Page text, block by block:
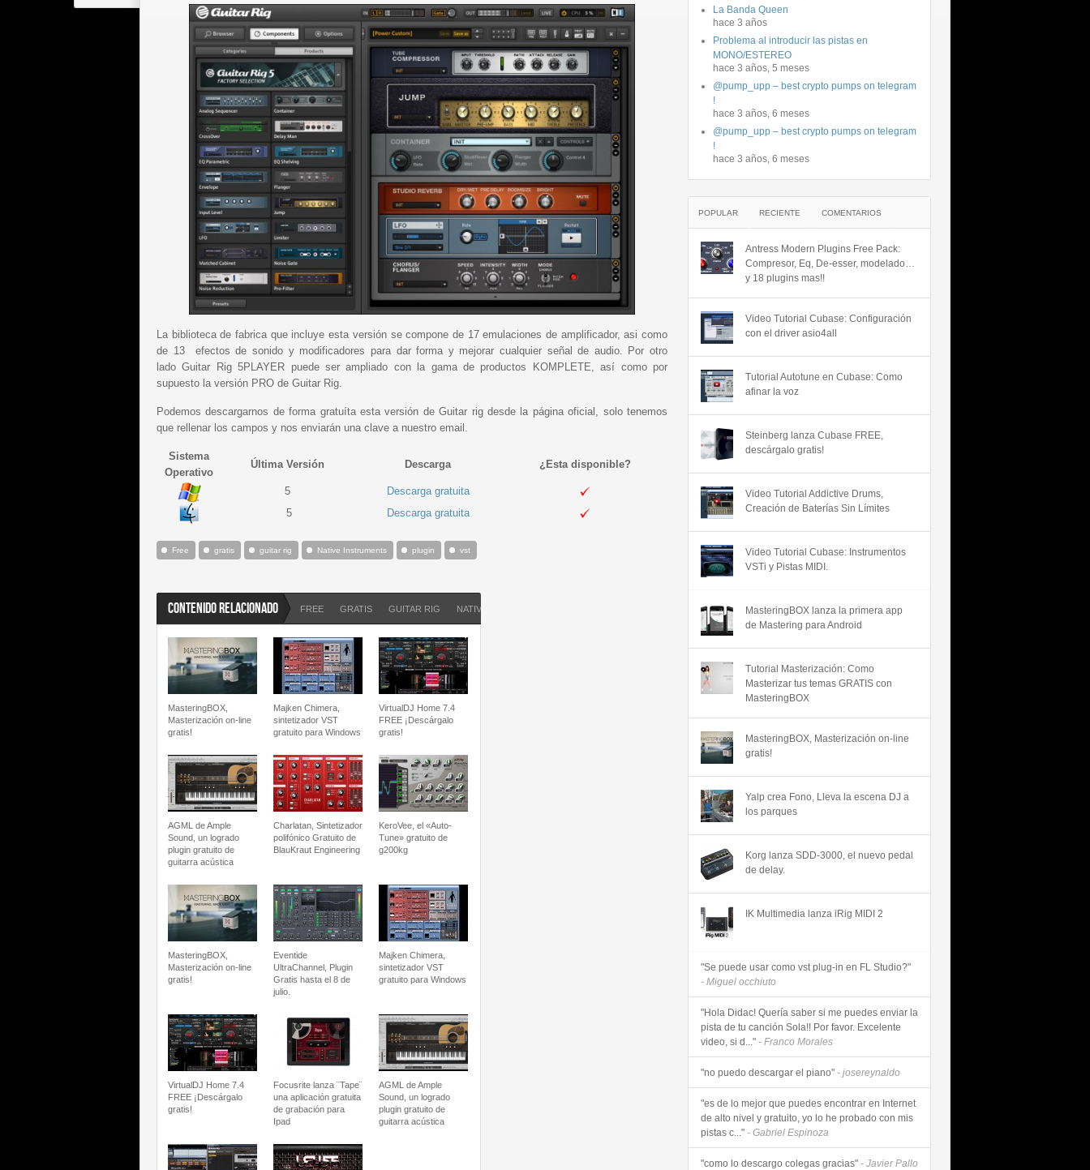
La biblioteca de fabrica que incluye esta versión se compone de 17 emulaciones de amplificador, asi como
de 13 efectos de sonido y modificadores para dar forma y mejorar cualquier señal de audio. Por otro
lado Guitar Rig 5PLAYER puede ser ampliado con la gama de productos KOMPLETE, así como por
supuesto la versión PRO de Guitar Rig.
Podemos descargarnos de forma gratuíta esta versión de Guitar rig desde la página oficial, solo tenemos
que rellenar los campos y nos enviarán una clave a nuestro email.
Sistema
Operativo
Última Versión Descarga ¿Esta disponible?
5
Descarga gratuita
5
Descarga gratuita
Free gratis guitar rig Native Instruments plugin vst
CONTENIDO RELACIONADO FREE GRATIS GUITAR RIG NATIVE INSTRUMENTS
MasteringBOX,
Masterización on-line
gratis!
Majken Chimera,
sintetizador VST
gratuito para Windows
VirtualDJ Home 7.4
FREE ¡Descárgalo
gratis!
AGML de Ample
Sound, un logrado
plugin gratuito de
guitarra acústica
Charlatan, Sintetizador
polifónico Gratuito de
BlauKraut Engineering
KeroVee, el «Auto-
Tune» gratuito de
g200kg
MasteringBOX,
Masterización on-line
gratis!
Eventide
UltraChannel, Plugin
Gratis hasta el 8 de
julio.
Majken Chimera,
sintetizador VST
gratuito para Windows
VirtualDJ Home 7.4
FREE ¡Descárgalo
gratis!
Focusrite lanza ¨Tape¨
una aplicación gratuita
de grabación para
Ipad
AGML de Ample
Sound, un logrado
plugin gratuito de
guitarra acústica
La Banda Queen
hace 3 años
Problema al introducir las pistas en
MONO/ESTEREO
hace 3 años, 5 meses
@pump_upp – best crypto pumps on telegram
!
hace 3 años, 6 meses
@pump_upp – best crypto pumps on telegram
!
hace 3 años, 6 meses
POPULAR RECIENTE COMENTARIOS
Antress Modern Plugins Free Pack:
Compresor, Eq, De-esser, modelado…
y 18 plugins mas!!
Video Tutorial Cubase: Configuración
con el driver asio4all
Tutorial Autotune en Cubase: Como
afinar la voz
Steinberg lanza Cubase FREE,
descárgalo gratis!
Video Tutorial Addictive Drums,
Creación de Baterías Sin Límites
Video Tutorial Cubase: Instrumentos
VSTi y Pistas MIDI.
MasteringBOX lanza la primera app
de Mastering para Android
Tutorial Masterización: Como
Masterizar tus temas GRATIS con
MasteringBOX
MasteringBOX, Masterización on-line
gratis!
Yalp crea Fono, Lleva la escena DJ a
los parques
Korg lanza SDD-3000, el nuevo pedal
de delay.
IK Multimedia lanza iRig MIDI 2
"Se puede usar como vst plug-in en FL Studio?"
- Miguel occhiuto
"Hola Didac! Quería saber si me puedes enviar la
pista de tu canción Sola!! Por favor. Excelente
video, si d..." - Franco Morales
"no puedo descargar el piano" - josereynaldo
"es de lo mejor que puedes encontrar en Internet
de alto nivel y gratuito, yo lo he probado con mis
pistas c..." - Gabriel Espinoza
"como lo descargo colegas gracias" - Javier Pallo